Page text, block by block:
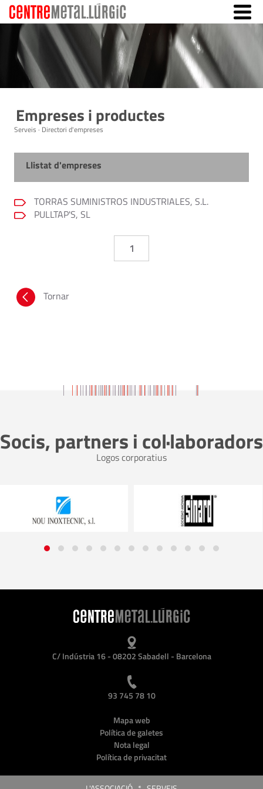
Empreses i productes
Serveis · Directori d'empreses
Llistat d'empreses
TORRAS SUMINISTROS INDUSTRIALES, S.L.
PULLTAP'S, SL
1
Tornar
Socis, partners i col·laboradors
Logos corporatius
C/ Indústria 16 - 08202 Sabadell - Barcelona
93 745 78 10
Mapa web
Política de galetes
Nota legal
Política de privacitat